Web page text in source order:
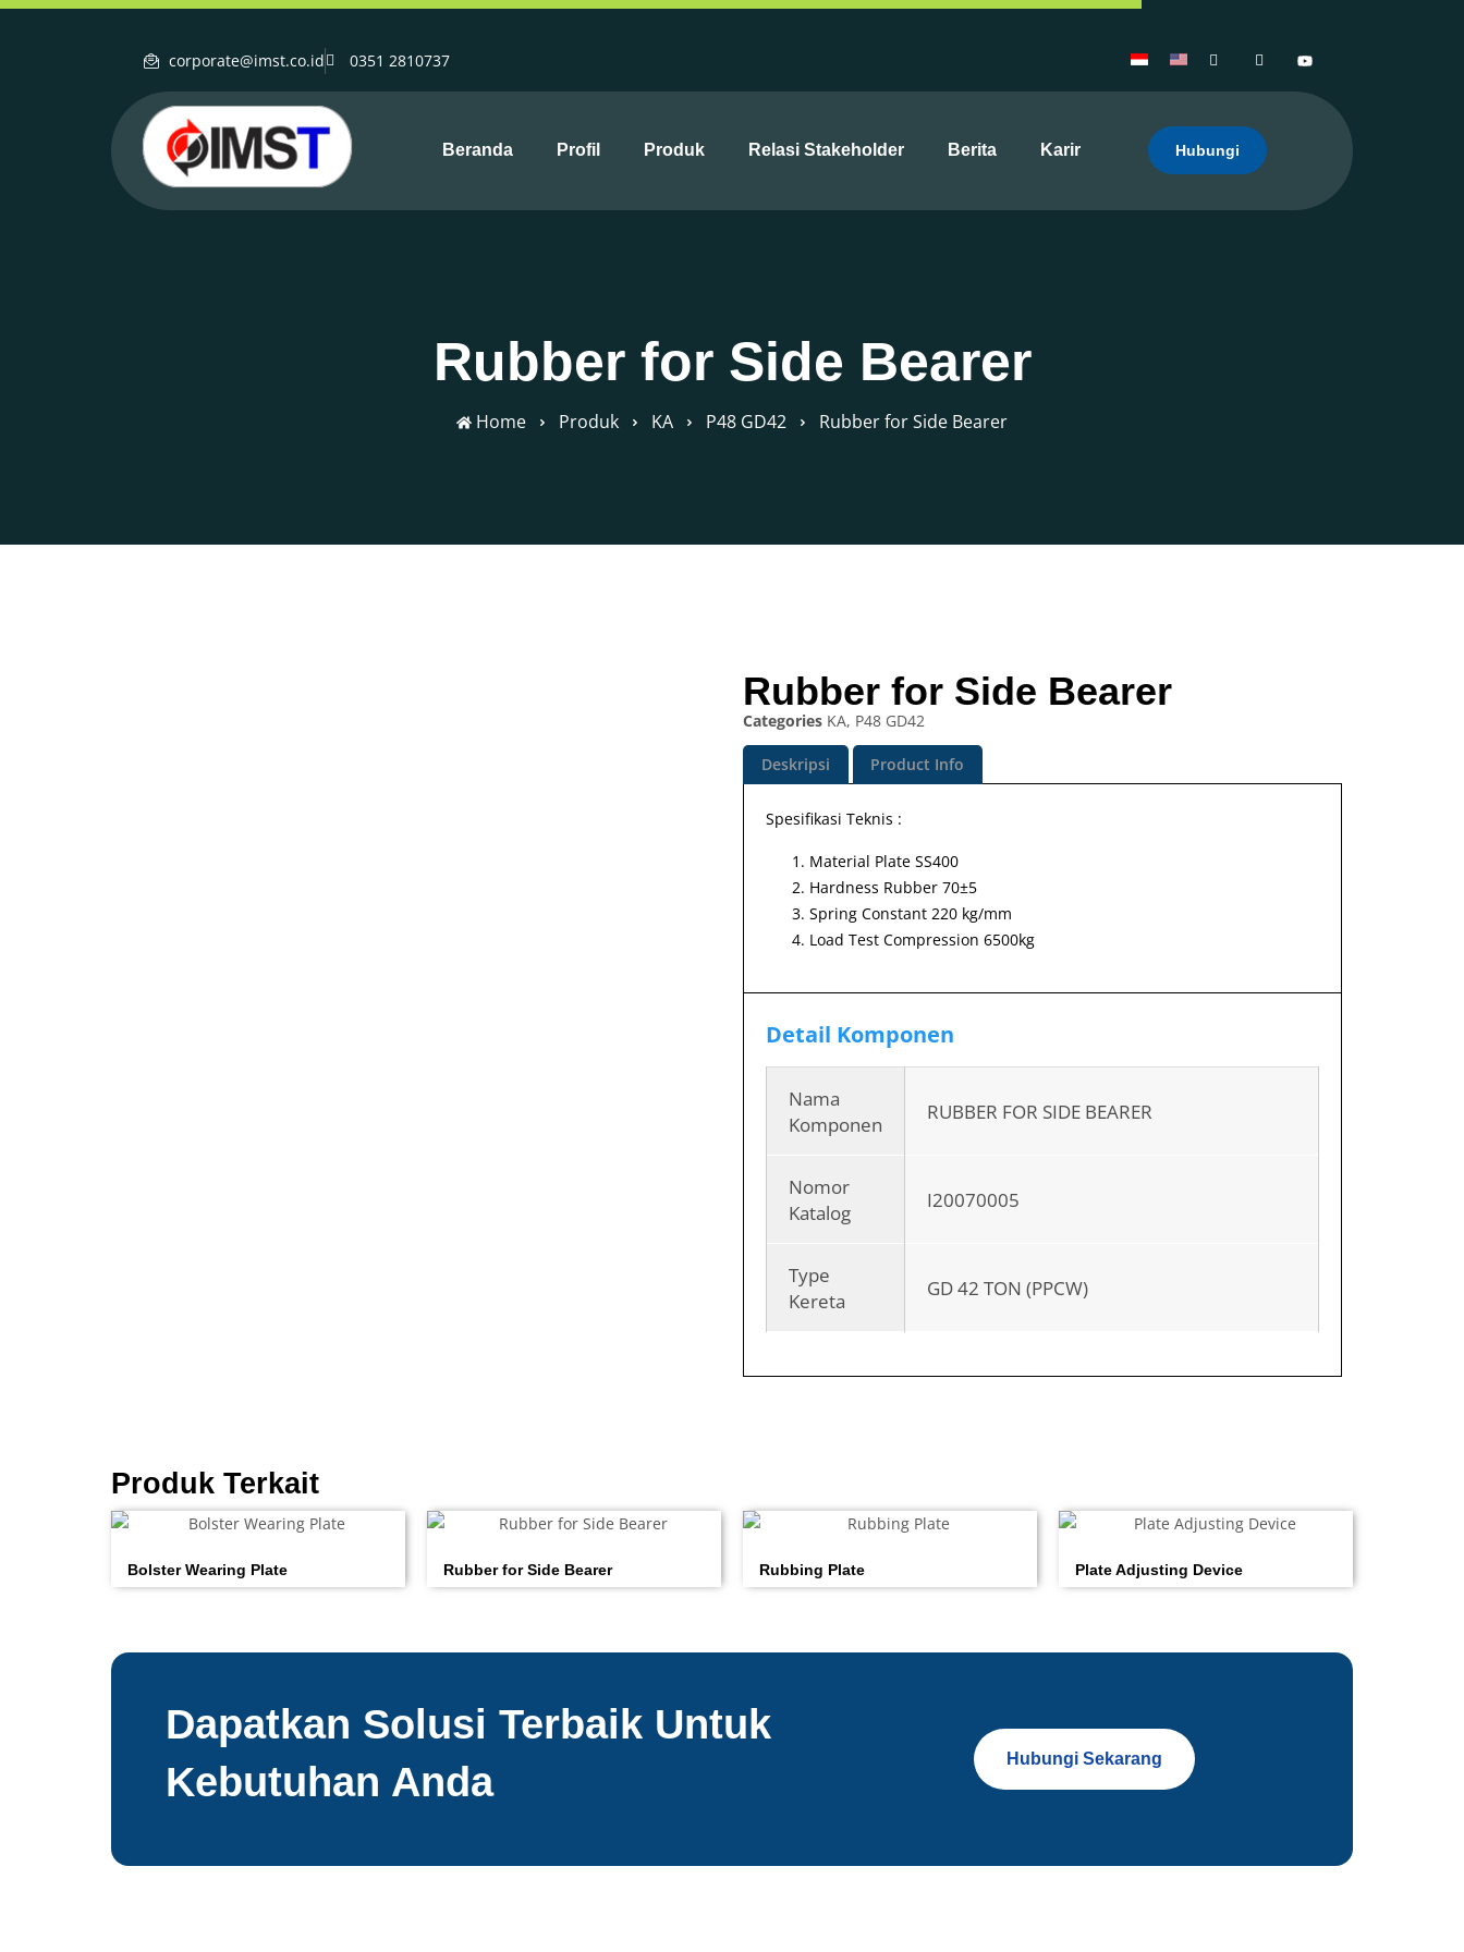
corporate@imst.co.id 0351 2810737
Beranda Profil Produk Relasi Stakeholder Berita Karir Hubungi
Rubber for Side Bearer
Home Produk KA P48 GD42 Rubber for Side Bearer
Rubber for Side Bearer
Categories KA, P48 GD42
Deskripsi Product Info
Spesifikasi Teknis :
Material Plate SS400
Hardness Rubber 70±5
Spring Constant 220 kg/mm
Load Test Compression 6500kg
Detail Komponen
Nama
Komponen
RUBBER FOR SIDE BEARER
Nomor
Katalog
I20070005
Type
Kereta
GD 42 TON (PPCW)
Produk Terkait
Bolster Wearing Plate Rubber for Side Bearer Rubbing Plate Plate Adjusting Device
Dapatkan Solusi Terbaik Untuk
Kebutuhan Anda
Hubungi Sekarang